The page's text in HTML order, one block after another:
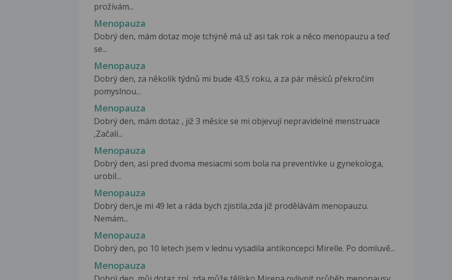
prožívám...
Menopauza
Dobrý den, mám dotaz moje tchýně má už asi tak rok a něco menopauzu a teď
se...
Menopauza
Dobrý den, za několik týdnů mi bude 43,5 roku, a za pár měsíců překročím
pomyslnou...
Menopauza
Dobrý den, mám dotaz , již 3 měsíce se mi objevují nepravidelné menstruace
,Začali...
Menopauza
Dobrý den, asi pred dvoma mesiacmi som bola na preventívke u gynekologa,
urobil...
Menopauza
Dobrý den,je mi 49 let a ráda bych zjistila,zda již prodělávám menopauzu.
Nemám...
Menopauza
Dobrý den, po 10 letech jsem v lednu vysadila antikoncepci Mirelle. Po domluvě...
Menopauza